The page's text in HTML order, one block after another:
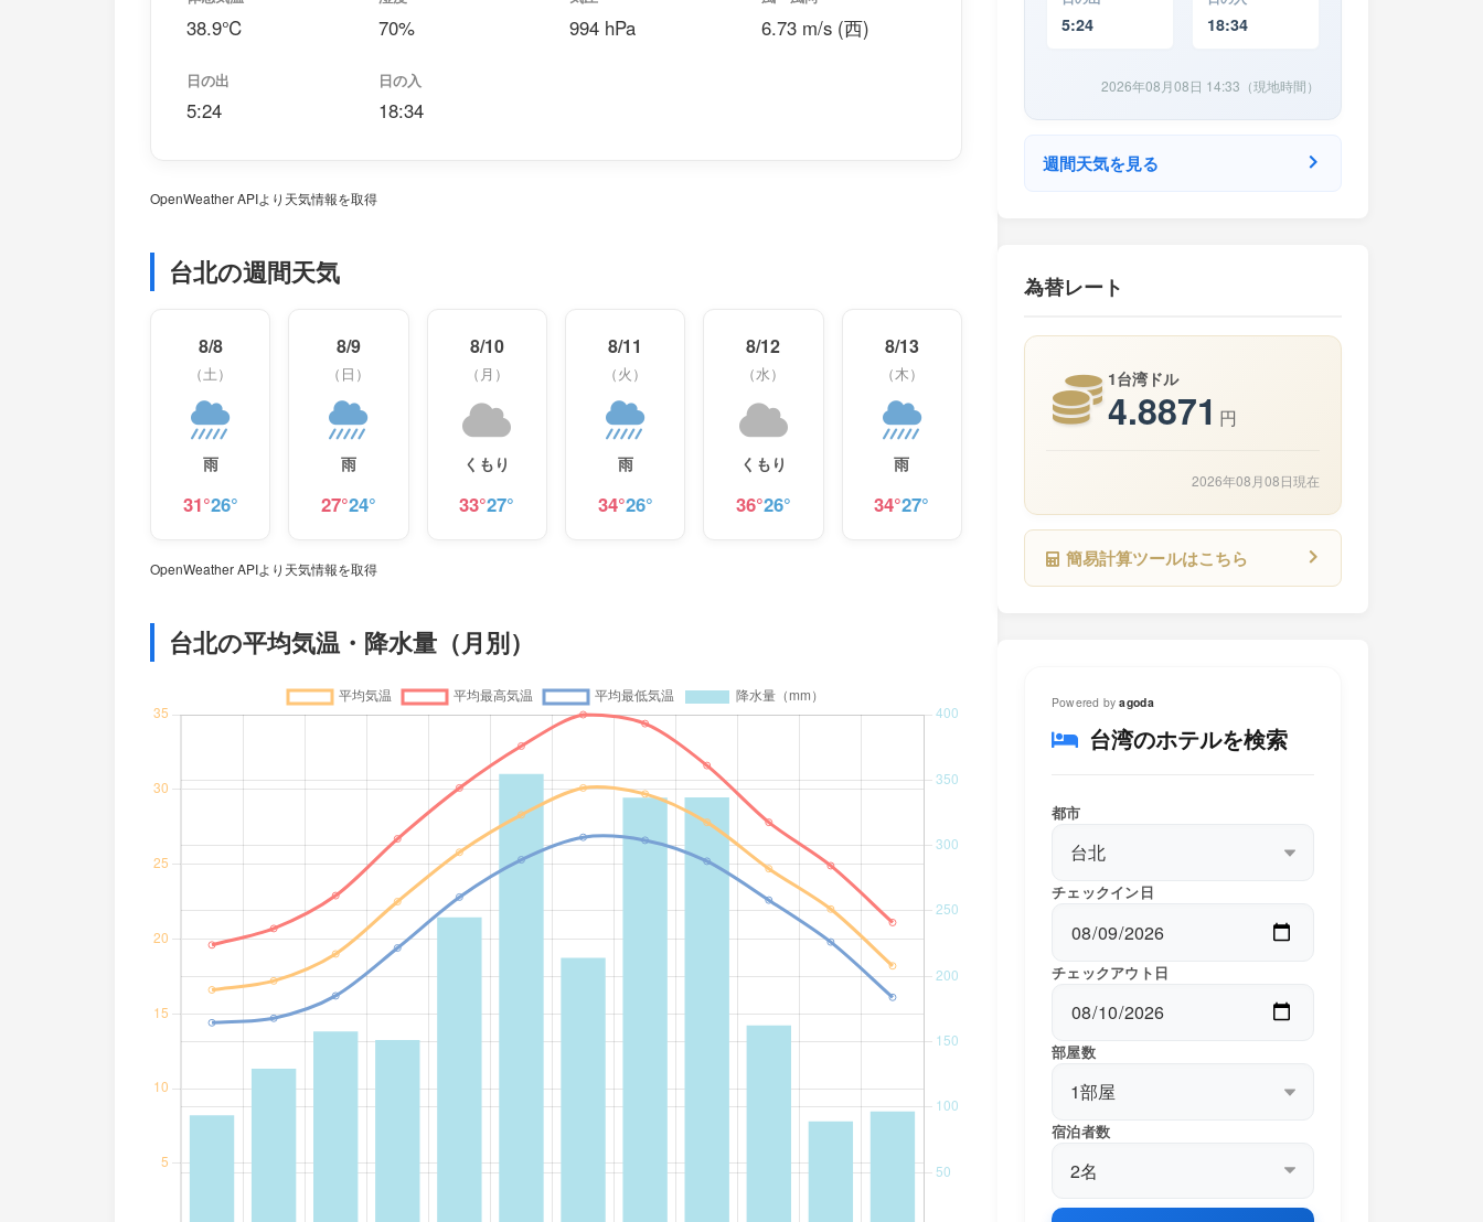
38.9℃ 70% 994 hPa 6.73 m/s (西)
日の出
5:24
日の入
18:34
OpenWeather APIより天気情報を取得
台北の週間天気
8/8
（土）
雨
31°26°
8/9
（日）
雨
27°24°
8/10
（月）
くもり
33°27°
8/11
（火）
雨
34°26°
8/12
（水）
くもり
36°26°
8/13
（木）
雨
34°27°
OpenWeather APIより天気情報を取得
台北の平均気温・降水量（月別）
5:24 18:34
2026年08月08日 14:33（現地時間）
週間天気を見る
為替レート
1台湾ドル
4.8871 円
2026年08月08日現在
簡易計算ツールはこちら
Powered byagoda
台湾のホテルを検索
都市
チェックイン日
チェックアウト日
部屋数
宿泊者数